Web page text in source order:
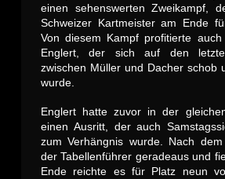
einen sehenswerten Zweikampf,
Schweizer Kartmeister am Ende
Von diesem Kampf profitierte
Englert, der sich auf den
zwischen Müller und Dacher schob
wurde.
Englert hatte zuvor in der
einen Ausritt, der auch
zum Verhängnis wurde. Nach
der Tabellenführer geradeaus und
Ende reichte es für Platz neun